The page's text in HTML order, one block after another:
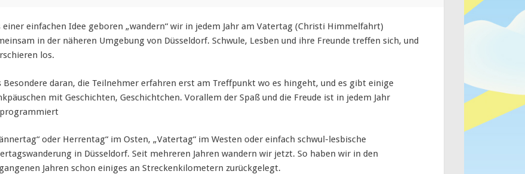
einer einfachen Idee geboren „wandern“ wir in jedem Jahr am Vatertag (Christi Himmelfahrt)
in der näheren Umgebung von Düsseldorf. Schwule, Lesben und ihre Freunde treffen sich, und
los.
Besondere daran, die Teilnehmer erfahren erst am Treffpunkt wo es hingeht, und es gibt einige
mit Geschichten, Geschichtchen. Vorallem der Spaß und die Freude ist in jedem Jahr
oder Herrentag“ im Osten, „Vatertag“ im Westen oder einfach schwul-lesbische
in Düsseldorf. Seit mehreren Jahren wandern wir jetzt. So haben wir in den
Jahren schon einiges an Streckenkilometern zurückgelegt.